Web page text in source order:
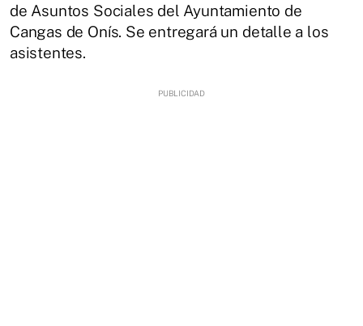
de Asuntos Sociales del Ayuntamiento de
Cangas de Onís. Se entregará un detalle a los
asistentes.